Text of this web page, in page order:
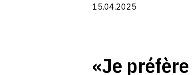
15.04.2025
«Je préfère